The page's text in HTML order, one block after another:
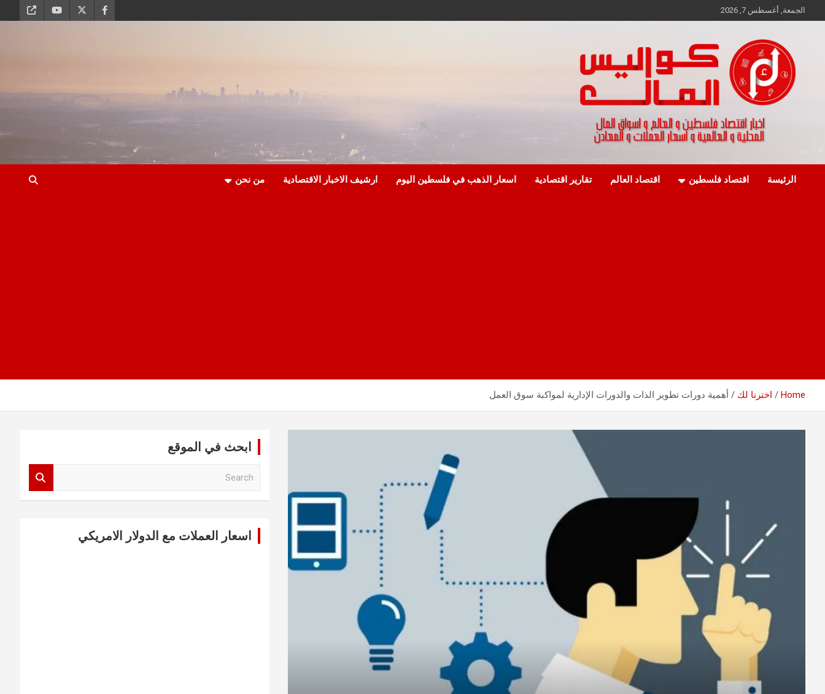
to
الجمعة, أغسطس 7, 2026
كواليس المال
الرئيسة اقتصاد فلسطين اقتصاد العالم تقارير اقتصادية اسعار الذهب في فلسطين اليوم ارشيف الاخبار الاقتصادية من نحن
Home اخترنا لك أهمية دورات تطوير الذات والدورات الإدارية لمواكبة سوق العمل
ابحث في الموقع
اسعار العملات مع الدولار الامريكي